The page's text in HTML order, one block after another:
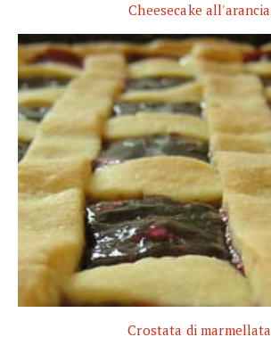
Cheesecake all'arancia
Crostata di marmellata